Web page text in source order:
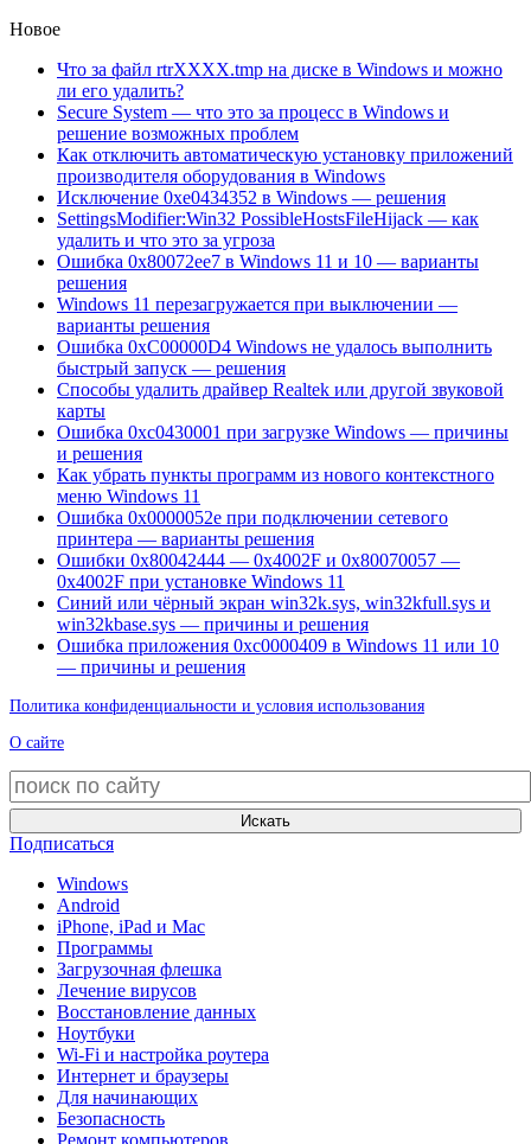
Новое
Что за файл rtrXXXX.tmp на диске в Windows и можно
ли его удалить?
Secure System — что это за процесс в Windows и
решение возможных проблем
Как отключить автоматическую установку приложений
производителя оборудования в Windows
Исключение 0xe0434352 в Windows — решения
SettingsModifier:Win32 PossibleHostsFileHijack — как
удалить и что это за угроза
Ошибка 0x80072ee7 в Windows 11 и 10 — варианты
решения
Windows 11 перезагружается при выключении —
варианты решения
Ошибка 0xC00000D4 Windows не удалось выполнить
быстрый запуск — решения
Способы удалить драйвер Realtek или другой звуковой
карты
Ошибка 0xc0430001 при загрузке Windows — причины
и решения
Как убрать пункты программ из нового контекстного
меню Windows 11
Ошибка 0x0000052e при подключении сетевого
принтера — варианты решения
Ошибки 0x80042444 — 0x4002F и 0x80070057 —
0x4002F при установке Windows 11
Синий или чёрный экран win32k.sys, win32kfull.sys и
win32kbase.sys — причины и решения
Ошибка приложения 0xc0000409 в Windows 11 или 10
— причины и решения
Политика конфиденциальности и условия использования
О сайте
Искать
Подписаться
Windows
Android
iPhone, iPad и Mac
Программы
Загрузочная флешка
Лечение вирусов
Восстановление данных
Ноутбуки
Wi-Fi и настройка роутера
Интернет и браузеры
Для начинающих
Безопасность
Ремонт компьютеров